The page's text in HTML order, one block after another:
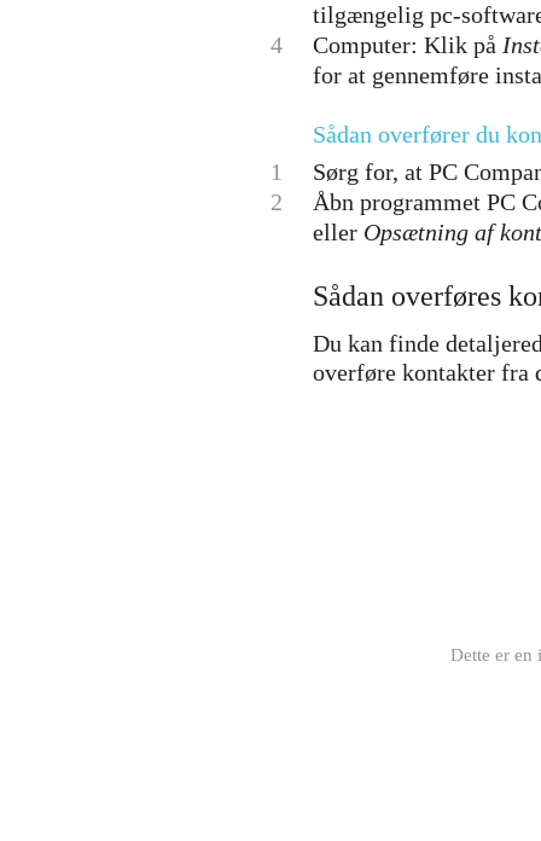
tilgængelig pc-
4
Computer: Klik på
for at gennemføre
Sådan overfører du
1
Sørg for, at PC
2
Åbn programmet PC
eller Opsætning af
Sådan overføres
Du kan finde
overføre kontakter fra
Dette er